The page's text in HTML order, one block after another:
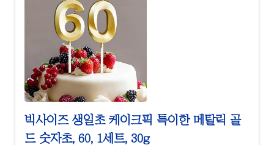
빅사이즈 생일초 케이크픽 특이한 메탈릭 골
드 숫자초, 60, 1세트, 30g